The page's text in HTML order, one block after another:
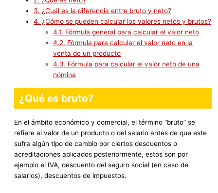
3. ¿Cuál es la diferencia entre bruto y neto?
4. ¿Cómo se pueden calcular los valores netos y brutos?
4.1. Fórmula general para calcular el valor neto
4.2. Fórmula para calcular el valor neto en la
venta de un producto
4.3. Fórmula para calcular el valor neto de una
nómina
¿Qué es bruto?
En el ámbito económico y comercial, el término “bruto” se
refiere al valor de un producto o del salario antes de que este
sufra algún tipo de cambio por ciertos descuentos o
acreditaciones aplicados posteriormente, estos son por
ejemplo el IVA, descuento del seguro social (en caso de
salarios), descuentos de impuestos.